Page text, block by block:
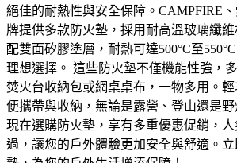
絕佳的耐熱性與安全保障。CAMPFIRE
牌提供多款防火墊，採用耐高溫玻璃纖
配雙面矽膠塗層，耐熱可達500°C至
理想選擇。 這些防火墊不僅機能性強，
焚火台收納包或網桌桌布，一物多用。
便攜帶與收納，無論是露營、登山還是野
現在選購防火墊，享有多重優惠促銷，
過，讓您的戶外體驗更加安全與舒適。